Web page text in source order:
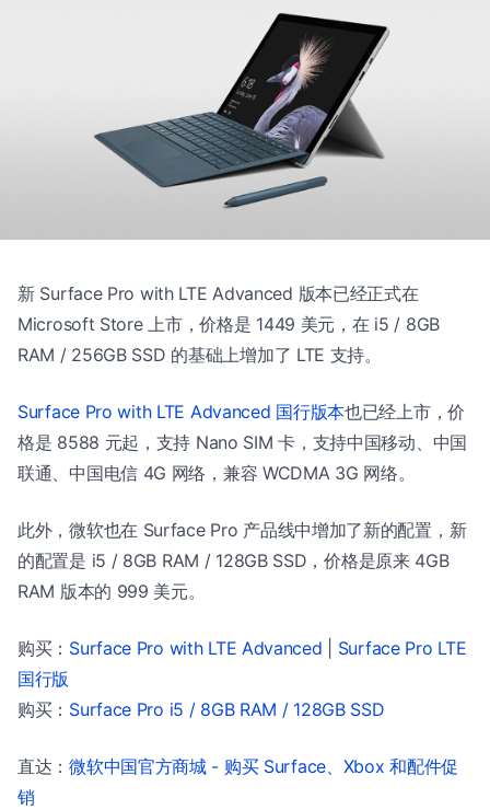
新 Surface Pro with LTE Advanced 版本已经正式在
Microsoft Store 上市，价格是 1449 美元，在 i5 / 8GB
RAM / 256GB SSD 的基础上增加了 LTE 支持。
Surface Pro with LTE Advanced 国行版本也已经上市，价
格是 8588 元起，支持 Nano SIM 卡，支持中国移动、中国
联通、中国电信 4G 网络，兼容 WCDMA 3G 网络。
此外，微软也在 Surface Pro 产品线中增加了新的配置，新
的配置是 i5 / 8GB RAM / 128GB SSD，价格是原来 4GB
RAM 版本的 999 美元。
购买： Surface Pro with LTE Advanced
Surface Pro LTE
国行版
购买： Surface Pro i5 / 8GB RAM / 128GB SSD
直达：微软中国官方商城 - 购买 Surface、Xbox 和配件促
销